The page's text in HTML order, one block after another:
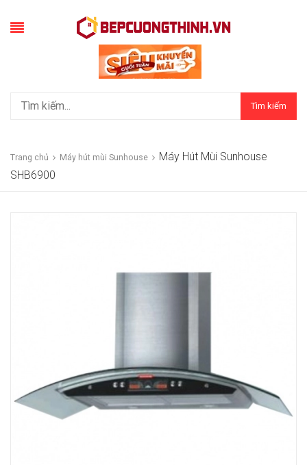
Tìm kiếm
Trang chủ Máy hút mùi Sunhouse
Máy Hút Mùi Sunhouse
SHB6900